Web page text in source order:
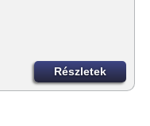
Részletek